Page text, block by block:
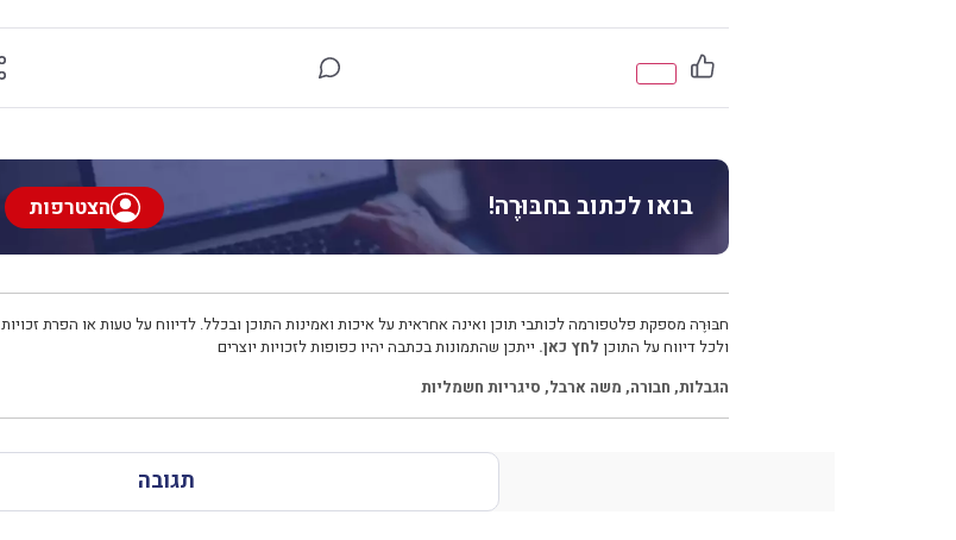
בואו לכתוב בחבּוּרֶה! הצטרפות
חבּוּרֶה מספקת פלטפורמה לכותבי תוכן ואינה אחראית על איכות ואמינות התוכן ובכלל. לדיווח על טעות או הפרת זכויות
ולכל דיווח על התוכן לחץ כאן. ייתכן שהתמונות בכתבה יהיו כפופות לזכויות יוצרים
הגבלות, חבורה, משה ארבל, סיגריות חשמליות
תגובה